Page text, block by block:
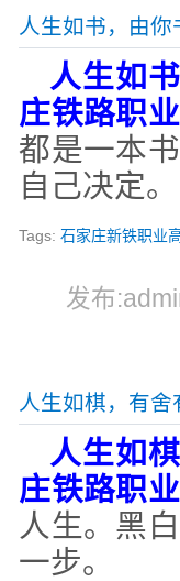
人生如书，由
人生如
庄铁路职
都是一本
自己决定。
Tags:石家庄新铁职业
发布
人生如棋，有
人生如
庄铁路职
人生。黑
一步。